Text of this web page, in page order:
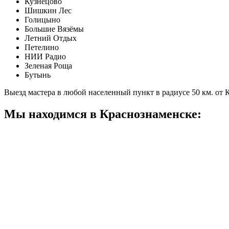
Шишкин Лес
Голицыно
Большие Вязёмы
Летний Отдых
Петелино
НИИ Радио
Зеленая Роща
Бутынь
Выезд мастера в любой населенный пункт в радиусе 50 км. от
Мы находимся в Краснознаменске: